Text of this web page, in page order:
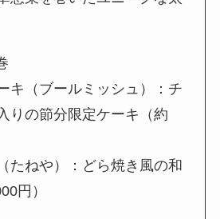
キ（ブールミッシュ）：チ
りの節分限定ケーキ（約
たねや）：どら焼き風の和
円）